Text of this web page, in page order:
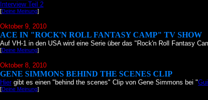
Interview Teil 2
[Deine Meinung]
Oktober 9, 2010
ACE IN "ROCK'N ROLL FANTASY CAMP" TV SHOW
Auf VH-1 in den USA wird eine Serie über das "Rock'n Roll Fantasy
[Deine Meinung]
Oktober 8, 2010
GENE SIMMONS BEHIND THE SCENES CLIP
Hiergibt es einen "behind the scenes" Clip von Gene Simmons bei "
[Deine Meinung]